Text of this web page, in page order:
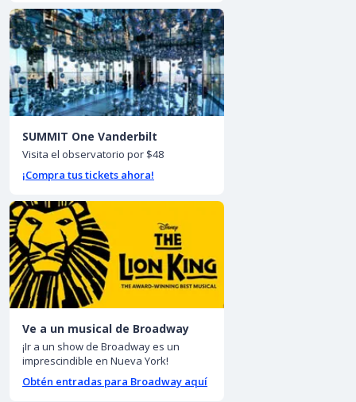
SUMMIT One Vanderbilt
Visita el observatorio por $48
¡Compra tus tickets ahora!
Ve a un musical de Broadway
¡Ir a un show de Broadway es un
imprescindible en Nueva York!
Obtén entradas para Broadway aquí